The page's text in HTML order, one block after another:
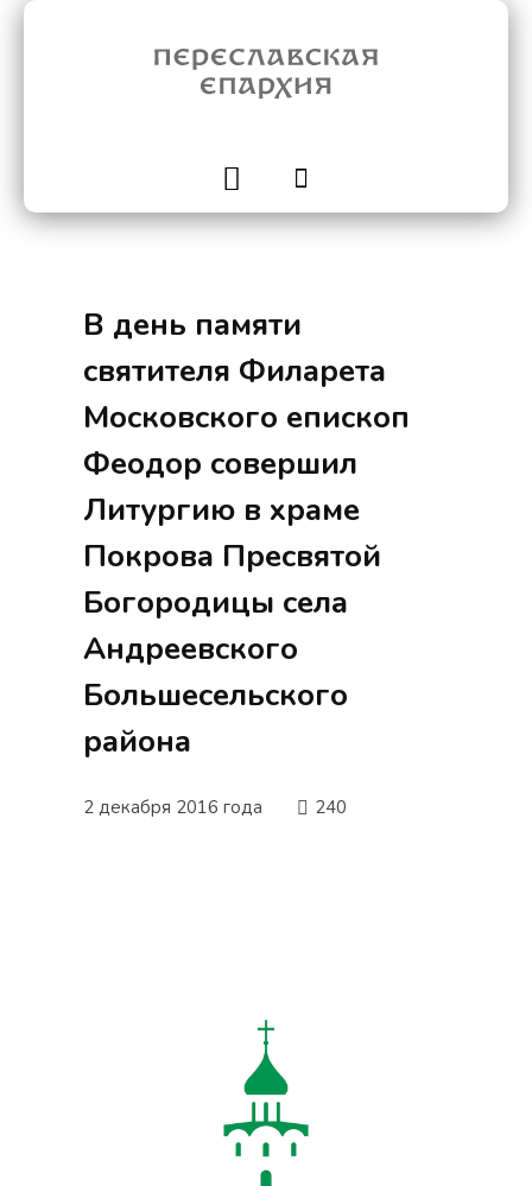
В день памяти
святителя Филарета
Московского епископ
Феодор совершил
Литургию в храме
Покрова Пресвятой
Богородицы села
Андреевского
Большесельского
района
2 декабря 2016 года 240